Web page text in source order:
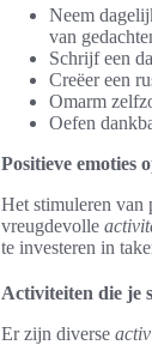
Neem
van
Schrijf een
Creëer een
Omarm
Oefen
Positieve emoties
Het stimuleren van
vreugdevolle
te investeren in
Activiteiten die je
Er zijn diverse